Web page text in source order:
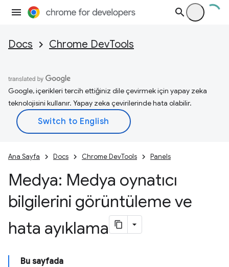
Docs Chrome DevTools
Google, içerikleri tercih ettiğiniz dile çevirmek için yapay zeka
teknolojisini kullanır. Yapay zeka çevirilerinde hata olabilir.
Ana Sayfa Docs Chrome DevTools Panels
Medya: Medya oynatıcı
bilgilerini görüntüleme ve
hata ayıklama
Bu sayfada